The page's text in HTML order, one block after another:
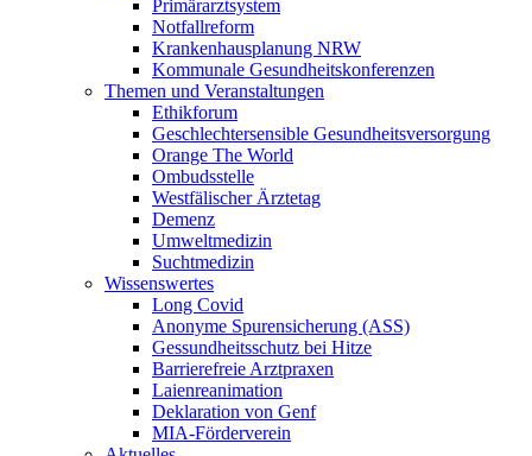
Primärarztsystem
Notfallreform
Krankenhausplanung NRW
Kommunale Gesundheitskonferenzen
Themen und Veranstaltungen
Ethikforum
Geschlechtersensible Gesundheitsversorgung
Orange The World
Ombudsstelle
Westfälischer Ärztetag
Demenz
Umweltmedizin
Suchtmedizin
Wissenswertes
Long Covid
Anonyme Spurensicherung (ASS)
Gessundheitsschutz bei Hitze
Barrierefreie Arztpraxen
Laienreanimation
Deklaration von Genf
MIA-Förderverein